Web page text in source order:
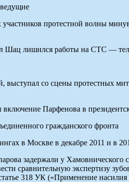
протестной волны
лишился работы на СТС —
выступал со сцены
Парфенова в
гражданского фронта
в Москве в декабре 2011 и в
задержали у
сравнительную экспертизу
318 УК («Применение